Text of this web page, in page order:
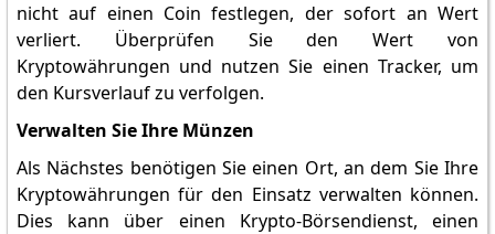
nicht auf einen Coin festlegen, der sofort an Wert
verliert. Überprüfen Sie den Wert von
Kryptowährungen und nutzen Sie einen Tracker, um
den Kursverlauf zu verfolgen.
Verwalten Sie Ihre Münzen
Als Nächstes benötigen Sie einen Ort, an dem Sie Ihre
Kryptowährungen für den Einsatz verwalten können.
Dies kann über einen Krypto-Börsendienst, einen